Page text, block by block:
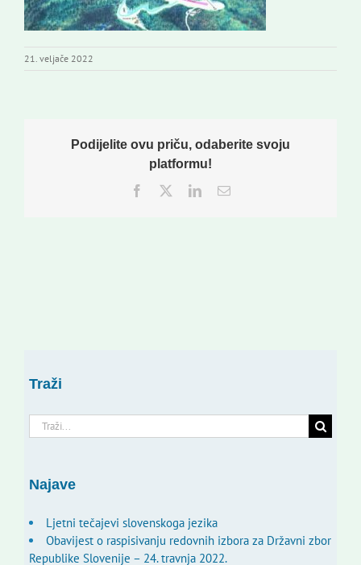
Izdavaštvo
Korisne informacije
21. veljače 2022
Podijelite ovu priču, odaberite svoju
platformu!
Facebook
TwitterLinkedInEmail:
Traži
Traži...
Najave
Ljetni tečajevi slovenskoga jezika
Obavijest o raspisivanju redovnih izbora za Državni zbor
Republike Slovenije – 24. travnja 2022.